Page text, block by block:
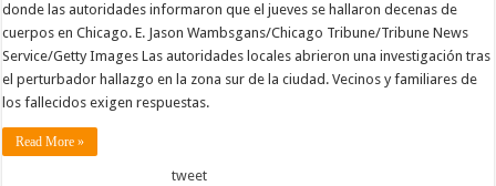
donde las autoridades informaron que el jueves se hallaron decenas de
cuerpos en Chicago. E. Jason Wambsgans/Chicago Tribune/Tribune News
Service/Getty Images Las autoridades locales abrieron una investigación tras
el perturbador hallazgo en la zona sur de la ciudad. Vecinos y familiares de
los fallecidos exigen respuestas.
Read More »
tweet